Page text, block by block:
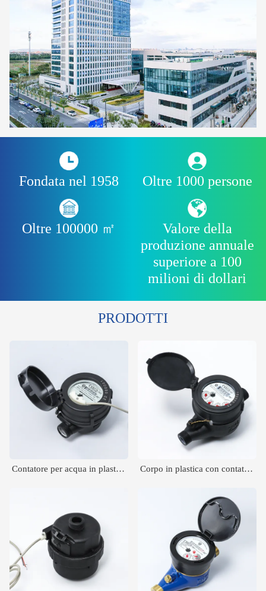
Fondata nel 1958 Oltre 1000 persone
Oltre 100000 ㎡
Valore della
produzione annuale
superiore a 100
milioni di dollari
PRODOTTI
Contatore per acqua in plastica sigillata con liquido a getto singolo Corpo in plastica con contatori d'acqua a tenuta stagna